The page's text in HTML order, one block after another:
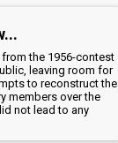
the 1956-contest
leaving room for
to reconstruct the
members over the
not lead to any